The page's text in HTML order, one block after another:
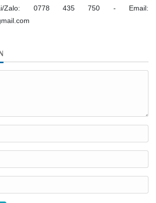
Zalo: 0778 435 750 - Email: